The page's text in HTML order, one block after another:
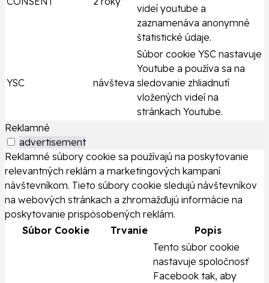
videí youtube a
zaznamenáva anonymné
štatistické údaje.
YSC návšteva
Súbor cookie YSC nastavuje
Youtube a používa sa na
sledovanie zhliadnutí
vložených videí na
stránkach Youtube.
Reklamné
advertisement
Reklamné súbory cookie sa používajú na poskytovanie
relevantných reklám a marketingových kampaní
návštevníkom. Tieto súbory cookie sledujú návštevníkov
na webových stránkach a zhromažďujú informácie na
poskytovanie prispôsobených reklám.
Súbor Cookie
Trvanie Popis
Tento súbor cookie
nastavuje spoločnosť
Facebook tak, aby